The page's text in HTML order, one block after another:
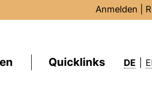
Anmelden
Quicklinks DE